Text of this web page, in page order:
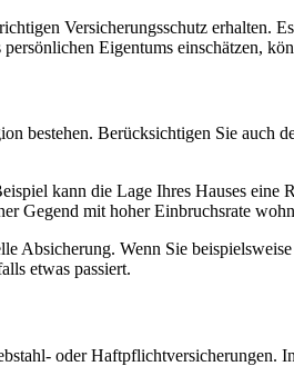
Versicherungsschutz
Eigentums einschätzen,
Berücksichtigen Sie auch
kann die Lage Ihres Hauses
Gegend mit hoher Einbruchsrate
Wenn Sie
etwas passiert.
oder Haftpflichtversicherungen.